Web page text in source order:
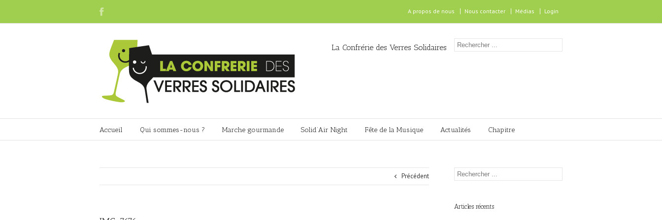
A propos de nous Nous contacter Médias Login
La Confrérie des Verres Solidaires
Accueil Qui sommes-nous ? Marche gourmande Solid’Air Night Fête de la Musique Actualités Chapitre
Précédent
Articles récents